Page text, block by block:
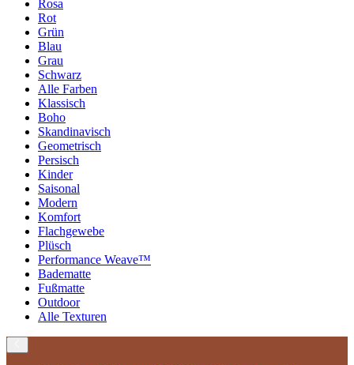
Rosa
Rot
Grün
Blau
Grau
Schwarz
Alle Farben
Klassisch
Boho
Skandinavisch
Geometrisch
Persisch
Kinder
Saisonal
Modern
Komfort
Flachgewebe
Plüsch
Performance Weave™
Badematte
Fußmatte
Outdoor
Alle Texturen